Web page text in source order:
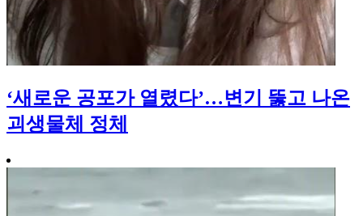
‘새로운 공포가 열렸다’…변기 뚫고 나온
괴생물체 정체